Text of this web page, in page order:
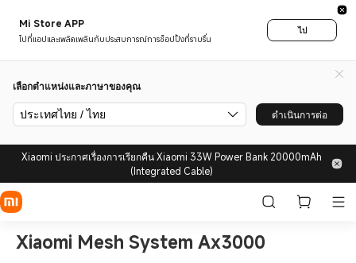
Mi Store APP
ไปที่แอปและเพลิดเพลินกับประสบการณ์การช็อปปิ้งที่ราบรื่น
ไป
เลือกตำแหน่งและภาษาของคุณ
ประเทศไทย / ไทย ดำเนินการต่อ
Xiaomi ประกาศเรื่องการเรียกคืน Xiaomi 33W Power Bank 20000mAh
(Integrated Cable)
Xiaomi Mesh System Ax3000